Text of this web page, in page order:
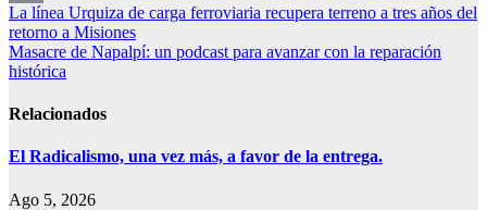
Print
Navegación
de
entradas
La línea Urquiza de carga ferroviaria recupera terreno a tres años del
retorno a Misiones
Masacre de Napalpí: un podcast para avanzar con la reparación
histórica
Relacionados
El Radicalismo, una vez más, a favor de la entrega.
Ago 5, 2026